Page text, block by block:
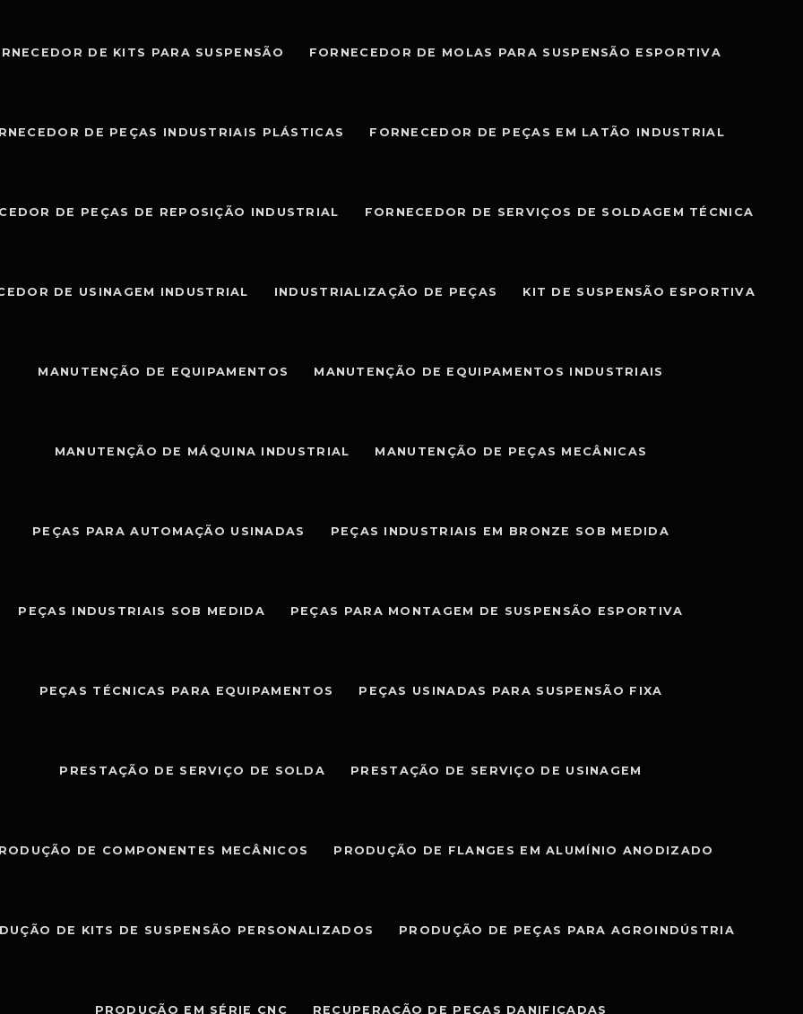
DE KITS PARA SUSPENSÃO FORNECEDOR DE MOLAS PARA SUSPENSÃO ESPORTIVA
DE PEÇAS INDUSTRIAIS PLÁSTICAS FORNECEDOR DE PEÇAS EM LATÃO INDUSTRIAL
DE PEÇAS DE REPOSIÇÃO INDUSTRIAL FORNECEDOR DE SERVIÇOS DE SOLDAGEM TÉCNICA
DE USINAGEM INDUSTRIAL INDUSTRIALIZAÇÃO DE PEÇAS KIT DE SUSPENSÃO ESPORTIVA
MANUTENÇÃO DE EQUIPAMENTOS MANUTENÇÃO DE EQUIPAMENTOS INDUSTRIAIS
MANUTENÇÃO DE MÁQUINA INDUSTRIAL MANUTENÇÃO DE PEÇAS MECÂNICAS
PEÇAS PARA AUTOMAÇÃO USINADAS PEÇAS INDUSTRIAIS EM BRONZE SOB MEDIDA
PEÇAS INDUSTRIAIS SOB MEDIDA PEÇAS PARA MONTAGEM DE SUSPENSÃO ESPORTIVA
PEÇAS TÉCNICAS PARA EQUIPAMENTOS PEÇAS USINADAS PARA SUSPENSÃO FIXA
PRESTAÇÃO DE SERVIÇO DE SOLDA PRESTAÇÃO DE SERVIÇO DE USINAGEM
DE COMPONENTES MECÂNICOS PRODUÇÃO DE FLANGES EM ALUMÍNIO ANODIZADO
DE KITS DE SUSPENSÃO PERSONALIZADOS PRODUÇÃO DE PEÇAS PARA AGROINDÚSTRIA
PRODUÇÃO EM SÉRIE CNC RECUPERAÇÃO DE PEÇAS DANIFICADAS